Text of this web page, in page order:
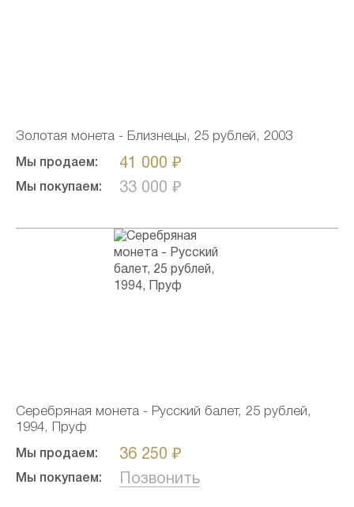
Золотая монета - Близнецы, 25 рублей, 2003
Мы продаем: 41 000 ₽
Мы покупаем: 33 000 ₽
Серебряная монета - Русский балет, 25 рублей,
1994, Пруф
Мы продаем: 36 250 ₽
Мы покупаем: Позвонить